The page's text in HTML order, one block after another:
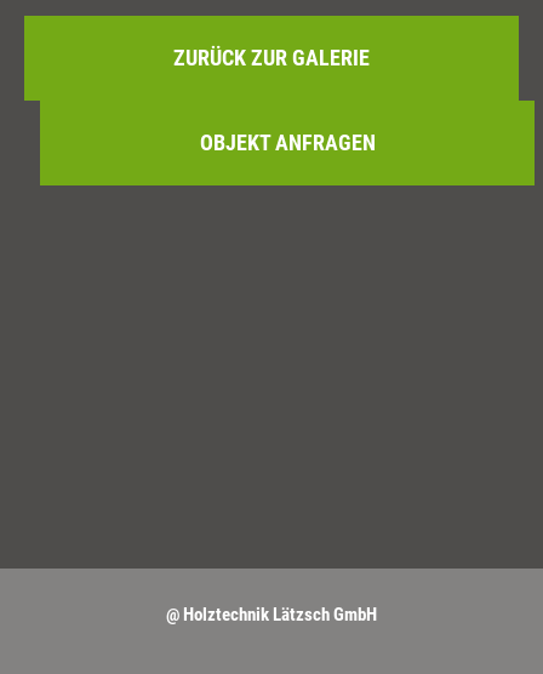
ZURÜCK ZUR GALERIE
OBJEKT ANFRAGEN
@ Holztechnik Lätzsch GmbH